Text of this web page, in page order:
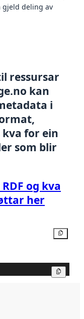
gjeld deling av
ressursar
kan
i
for ein
som blir
og kva
her